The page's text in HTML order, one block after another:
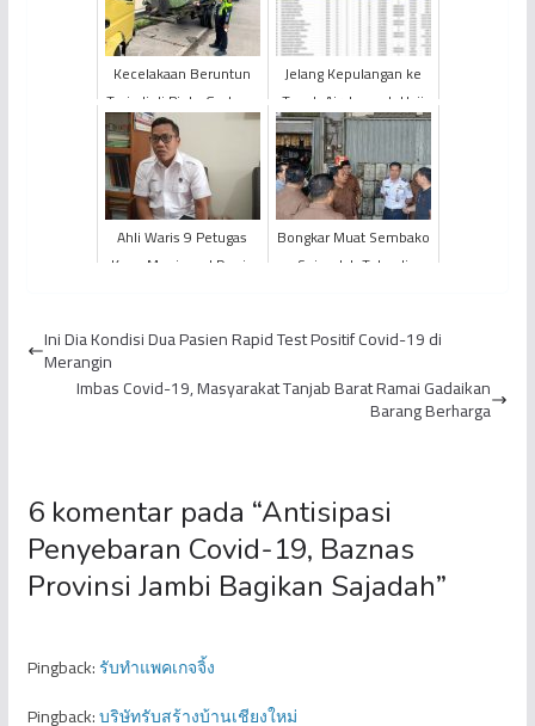
Kecelakaan Beruntun
Terjadi di Pintu Gerbang
Tol Pijoan
Jelang Kepulangan ke
Tanah Air, Jemaah Haji
KLOTER BTH 21 asal
Kabupaten Kerinci
Wafa...
Ahli Waris 9 Petugas
Kpps Meninggal Dunia
Bongkar Muat Sembako
Sejumlah Toko di
Umum
Ini Dia Kondisi Dua Pasien Rapid Test Positif Covid-19 di
Merangin
Imbas Covid-19, Masyarakat Tanjab Barat Ramai Gadaikan
Barang Berharga
6 komentar pada “Antisipasi
Penyebaran Covid-19, Baznas
Provinsi Jambi Bagikan Sajadah”
Pingback:รับทำแพคเกจจิ้ง
Pingback:บริษัทรับสร้างบ้านเชียงใหม่